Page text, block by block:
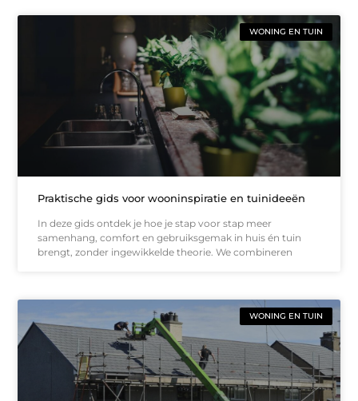
WONING EN TUIN
Praktische gids voor wooninspiratie en tuinideeën
In deze gids ontdek je hoe je stap voor stap meer
samenhang, comfort en gebruiksgemak in huis én tuin
brengt, zonder ingewikkelde theorie. We combineren
WONING EN TUIN